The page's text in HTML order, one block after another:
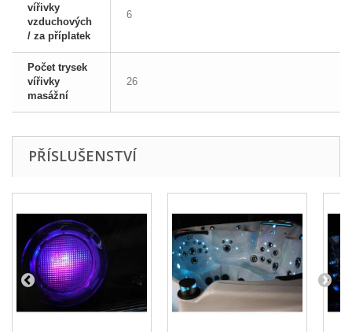
vířivky
vzduchových
/ za příplatek
6
Počet trysek
vířivky
masážní
26
PŘÍSLUŠENSTVÍ